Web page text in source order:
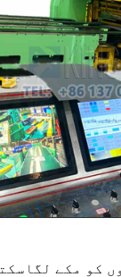
کو مکے